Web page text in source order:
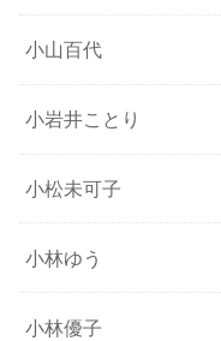
小山百代
小岩井ことり
小松未可子
小林ゆう
小林優子